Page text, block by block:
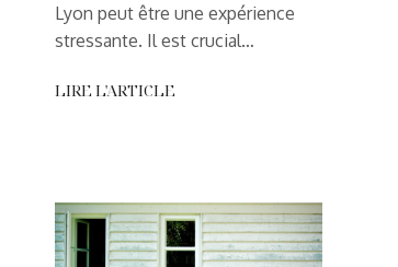
Lyon peut être une expérience
stressante. Il est crucial…
LIRE L'ARTICLE